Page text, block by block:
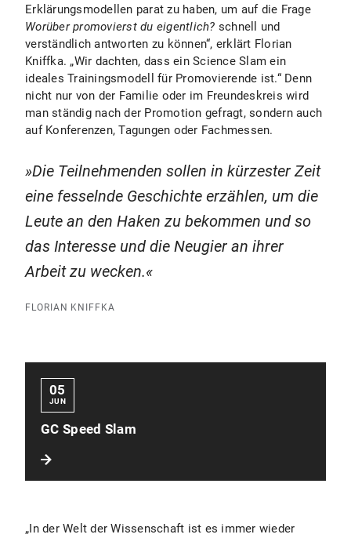
Erklärungsmodellen parat zu haben, um auf die Frage
Worüber promovierst du eigentlich? schnell und
verständlich antworten zu können“, erklärt Florian
Kniffka. „Wir dachten, dass ein Science Slam ein
ideales Trainingsmodell für Promovierende ist.“ Denn
nicht nur von der Familie oder im Freundeskreis wird
man ständig nach der Promotion gefragt, sondern auch
auf Konferenzen, Tagungen oder Fachmessen.
Die Teilnehmenden sollen in kürzester Zeit
eine fesselnde Geschichte erzählen, um die
Leute an den Haken zu bekommen und so
das Interesse und die Neugier an ihrer
Arbeit zu wecken.
FLORIAN KNIFFKA
05
JUN
GC Speed Slam
„In der Welt der Wissenschaft ist es immer wieder